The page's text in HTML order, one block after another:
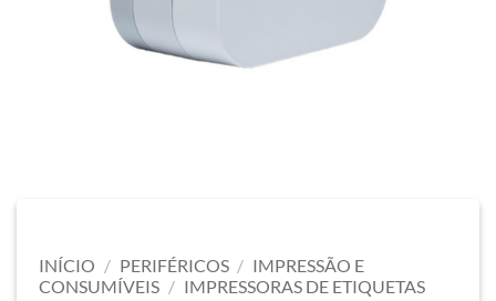
INÍCIO / PERIFÉRICOS / IMPRESSÃO E
CONSUMÍVEIS / IMPRESSORAS DE ETIQUETAS